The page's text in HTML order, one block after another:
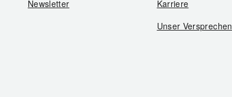
Newsletter
Karriere
Unser Versprechen